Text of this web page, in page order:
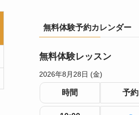
無料体験予約カレンダー
無料体験レッスン
2026年8月28日 (金)
時間 予約